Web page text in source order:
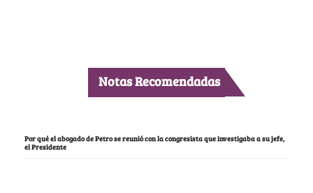
Notas Recomendadas
Por qué el abogado de Petro se reunió con la congresista que investigaba a su jefe,
el Presidente